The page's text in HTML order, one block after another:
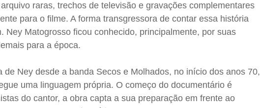
raras, trechos de televisão e gravações complementares
para o filme. A forma transgressora de contar essa história
Ney Matogrosso ficou conhecido, principalmente, por suas
para a época.
de Ney desde a banda Secos e Molhados, no início dos anos 70,
uma linguagem própria. O começo do documentário é
do cantor, a obra capta a sua preparação em frente ao